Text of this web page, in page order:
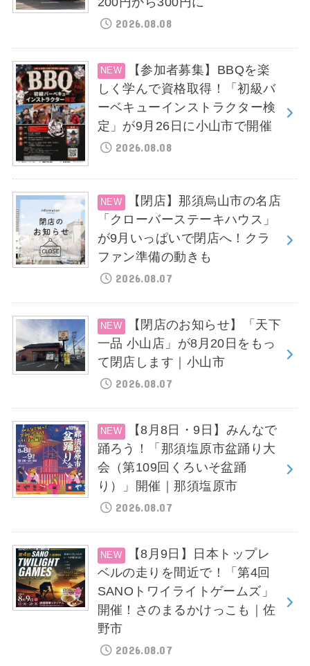
2026.08.08
【参加者募集】BBQを楽
しく学んで資格取得！「初級バ
ーベキューインストラクター検
定」が9月26日に小山市で開催
2026.08.08
【閉店】那須烏山市の名店
「クローバーステーキハウス」
が9月いっぱいで閉店へ！クラ
ファン準備の動きも
2026.08.07
【閉店のお知らせ】「天下
一品 小山店」が8月20日をもっ
て閉店します｜小山市
2026.08.07
【8月8日・9日】みんなで
踊ろう！「那須塩原市盆踊り大
会（第109回くろいそ盆踊
り）」開催｜那須塩原市
2026.08.07
【8月9日】日本トップレ
ベルの走りを間近で！「第4回
SANOトワイライトゲームズ」
開催！さのまるかけっこも｜佐
野市
2026.08.07